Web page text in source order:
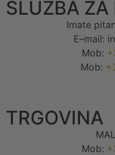
SLUŽBA ZA
Imate
E–mail:
Mob:
Mob:
TRGOVINA
Mob: